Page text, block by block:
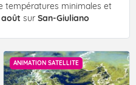
températures minimales et
août sur San-Giuliano
ANIMATION SATELLITE